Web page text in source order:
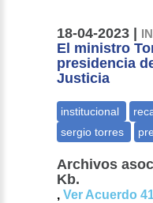
18-04-2023 |
El ministro
presidencia
Justicia
Archivos
Kb.
,Ver Acuerdo